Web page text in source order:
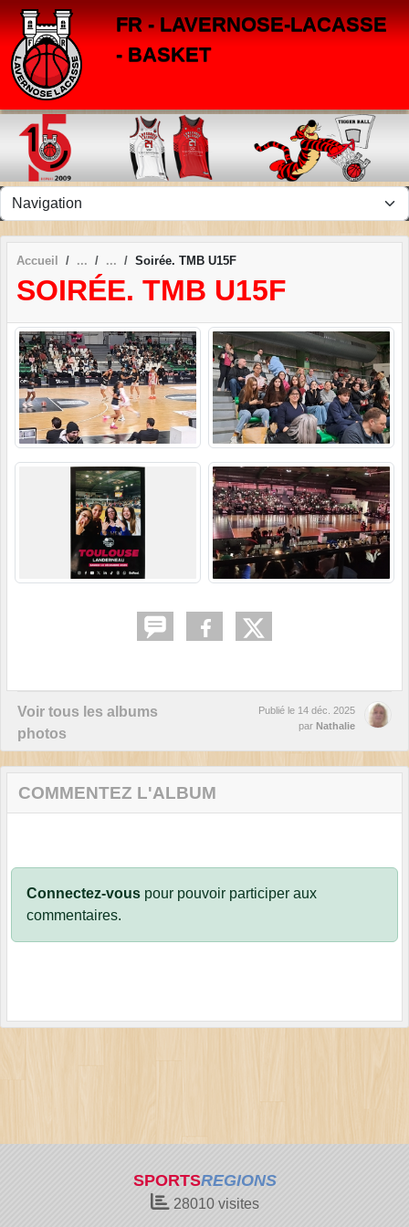
FR - LAVERNOSE-LACASSE
- BASKET
Accueil Soirée. TMB U15F
SOIRÉE. TMB U15F
Voir tous les albums
photos
Publié le 14 déc. 2025
par Nathalie
COMMENTEZ L'ALBUM
Connectez-vous pour pouvoir participer aux
commentaires.
SPORTSREGIONS
28010visites
Panneau de gestion des cookies